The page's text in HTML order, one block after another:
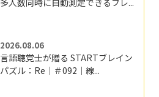
2026.08.06
言語聴覚士が贈る STARTブレイン
パズル：Re｜＃092｜線...